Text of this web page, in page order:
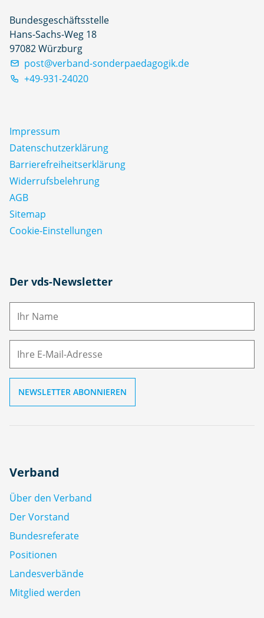
Bundesgeschäftsstelle
Hans-Sachs-Weg 18
97082 Würzburg
post@verband-sonderpaedagogik.de
+49-931-24020
Impressum
Datenschutz­erklärung
Barrierefreiheitserklärung
Widerrufsbelehrung
AGB
Sitemap
Cookie-Einstellungen
Der vds-Newsletter
N
M
Verband
Über den Verband
Der Vorstand
Bundesreferate
Positionen
Landesverbände
Mitglied werden